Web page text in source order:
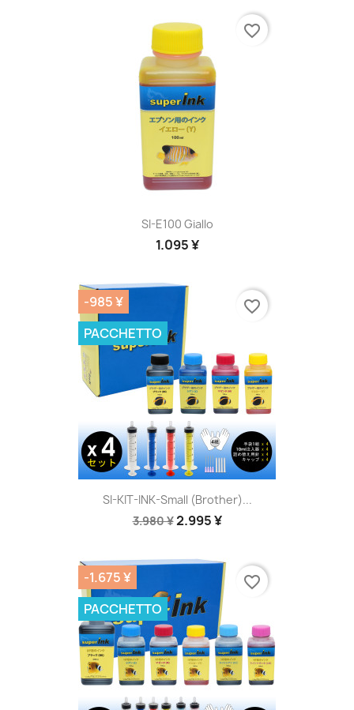
SI-E100 Giallo
1.095 ¥
favorite_border
SI-KIT-INK-Small (Brother)...
3.980 ¥2.995 ¥
-985 ¥
PACCHETTO
favorite_border
-1.675 ¥
PACCHETTO
favorite_border